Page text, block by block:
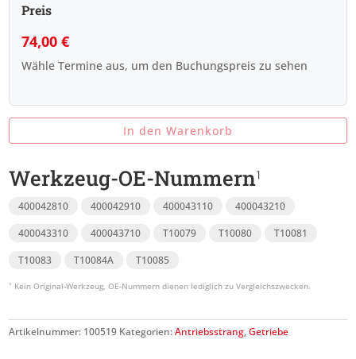
Preis
74,00€
Wähle Termine aus, um den Buchungspreis zu sehen
In den Warenkorb
Werkzeug-OE-Nummern
400042810 400042910 400043110
400043210
400043310
400043710 T10079 T10080
T10081
T10083
T10084A T10085
Artikelnummer: 100519 Kategorien:Antriebsstrang,Getriebe